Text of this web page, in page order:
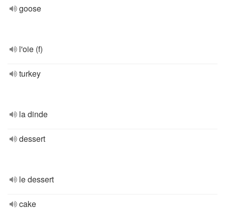
goose
l'oie (f)
turkey
la dinde
dessert
le dessert
cake